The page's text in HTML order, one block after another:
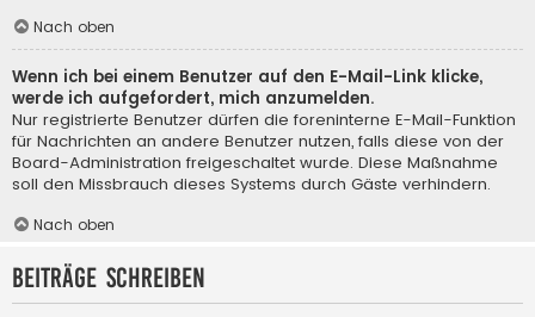
Nach oben
Wenn ich bei einem Benutzer auf den E-Mail-Link klicke,
werde ich aufgefordert, mich anzumelden.
Nur registrierte Benutzer dürfen die foreninterne E-Mail-Funktion
für Nachrichten an andere Benutzer nutzen, falls diese von der
Board-Administration freigeschaltet wurde. Diese Maßnahme
soll den Missbrauch dieses Systems durch Gäste verhindern.
Nach oben
Beiträge schreiben